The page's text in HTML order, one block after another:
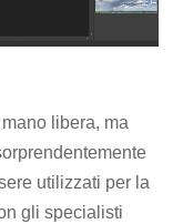
libera, ma
utilizzati per la
gli specialisti